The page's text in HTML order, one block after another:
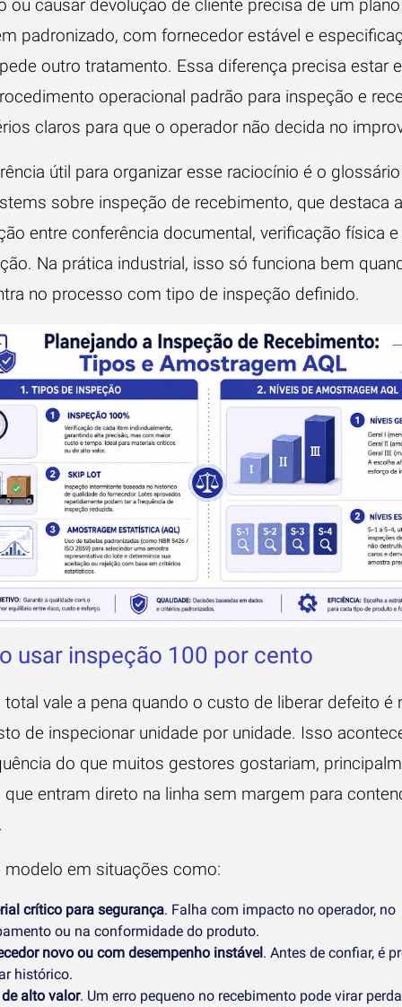
ou causar devolução de cliente precisa de um
padronizado, com fornecedor estável e
outro tratamento. Essa diferença precisa estar
operacional padrão para inspeção e
claros para que o operador não decida no
útil para organizar esse raciocínio é o
sobre inspeção de recebimento, que destaca a
entre conferência documental, verificação física
Na prática industrial, isso só funciona bem
no processo com tipo de inspeção definido.
usar inspeção 100 por cento
total vale a pena quando o custo de liberar defeito é
de inspecionar unidade por unidade. Isso
do que muitos gestores gostariam,
que entram direto na linha sem margem para
modelo em situações como:
crítico para segurança. Falha com impacto no operador, no
ou na conformidade do produto.
novo ou com desempenho instável. Antes de confiar, é
histórico.
alto valor. Um erro pequeno no recebimento pode virar